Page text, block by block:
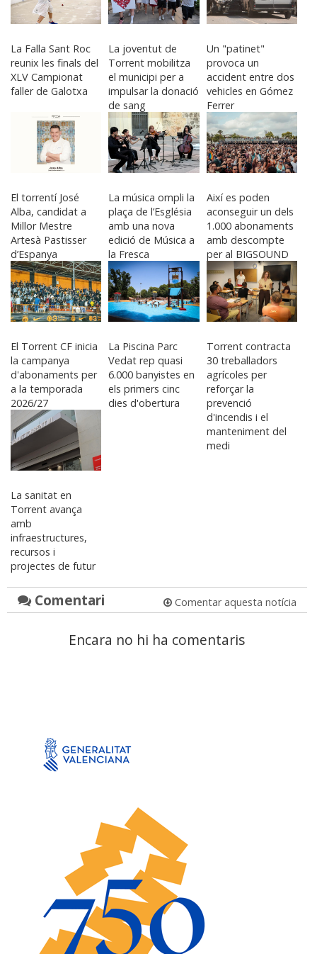
La Falla Sant Roc
reunix les finals del
XLV Campionat
faller de Galotxa
La joventut de
Torrent mobilitza
el municipi per a
impulsar la donació
de sang
Un "patinet"
provoca un
accident entre dos
vehicles en Gómez
Ferrer
El torrentí José
Alba, candidat a
Millor Mestre
Artesà Pastisser
d’Espanya
La música ompli la
plaça de l’Església
amb una nova
edició de Música a
la Fresca
Així es poden
aconseguir un dels
1.000 abonaments
amb descompte
per al BIGSOUND
2027
El Torrent CF inicia
la campanya
d'abonaments per
a la temporada
2026/27
La Piscina Parc
Vedat rep quasi
6.000 banyistes en
els primers cinc
dies d'obertura
Torrent contracta
30 treballadors
agrícoles per
reforçar la
prevenció
d'incendis i el
manteniment del
medi
La sanitat en
Torrent avança
amb
infraestructures,
recursos i
projectes de futur
Comentari Comentar aquesta notícia
Encara no hi ha comentaris